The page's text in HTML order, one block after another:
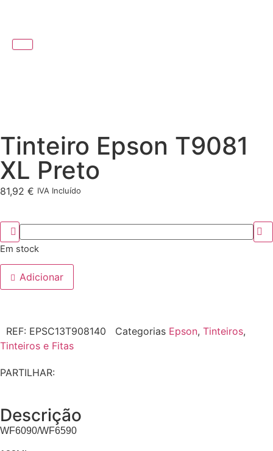
Tinteiro Epson T9081
XL Preto
81,92 € IVA Incluído
Em stock
Adicionar
REF: EPSC13T908140 Categorias Epson, Tinteiros,
Tinteiros e Fitas
PARTILHAR:
Descrição
WF6090/WF6590